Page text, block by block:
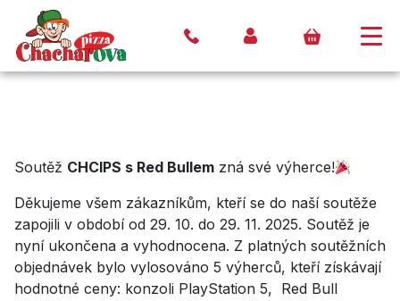
Soutěž CHCIPS s Red Bullem zná své výherce!
Děkujeme všem zákazníkům, kteří se do naší soutěže
zapojili v období od 29. 10. do 29. 11. 2025. Soutěž je
nyní ukončena a vyhodnocena. Z platných soutěžních
objednávek bylo vylosováno 5 výherců, kteří získávají
hodnotné ceny: konzoli PlayStation 5, Red Bull